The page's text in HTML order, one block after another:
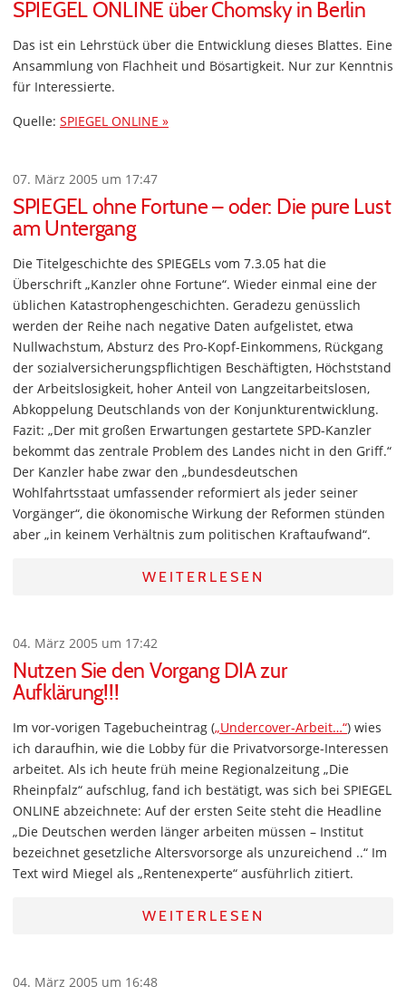
SPIEGEL ONLINE über Chomsky in Berlin
Das ist ein Lehrstück über die Entwicklung dieses Blattes. Eine
Ansammlung von Flachheit und Bösartigkeit. Nur zur Kenntnis
für Interessierte.
Quelle: SPIEGEL ONLINE »
07. März 2005 um 17:47
SPIEGEL ohne Fortune – oder: Die pure Lust
am Untergang
Die Titelgeschichte des SPIEGELs vom 7.3.05 hat die
Überschrift „Kanzler ohne Fortune“. Wieder einmal eine der
üblichen Katastrophengeschichten. Geradezu genüsslich
werden der Reihe nach negative Daten aufgelistet, etwa
Nullwachstum, Absturz des Pro-Kopf-Einkommens, Rückgang
der sozialversicherungspflichtigen Beschäftigten, Höchststand
der Arbeitslosigkeit, hoher Anteil von Langzeitarbeitslosen,
Abkoppelung Deutschlands von der Konjunkturentwicklung.
Fazit: „Der mit großen Erwartungen gestartete SPD-Kanzler
bekommt das zentrale Problem des Landes nicht in den Griff.“
Der Kanzler habe zwar den „bundesdeutschen
Wohlfahrtsstaat umfassender reformiert als jeder seiner
Vorgänger“, die ökonomische Wirkung der Reformen stünden
aber „in keinem Verhältnis zum politischen Kraftaufwand“.
WEITERLESEN
04. März 2005 um 17:42
Nutzen Sie den Vorgang DIA zur
Aufklärung!!!
Im vor-vorigen Tagebucheintrag („Undercover-Arbeit…“) wies
ich daraufhin, wie die Lobby für die Privatvorsorge-Interessen
arbeitet. Als ich heute früh meine Regionalzeitung „Die
Rheinpfalz“ aufschlug, fand ich bestätigt, was sich bei SPIEGEL
ONLINE abzeichnete: Auf der ersten Seite steht die Headline
„Die Deutschen werden länger arbeiten müssen – Institut
bezeichnet gesetzliche Altersvorsorge als unzureichend ..“ Im
Text wird Miegel als „Rentenexperte“ ausführlich zitiert.
WEITERLESEN
04. März 2005 um 16:48